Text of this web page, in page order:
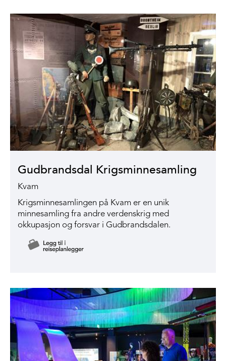
Gudbrandsdal Krigsminnesamling
Kvam
Krigsminnesamlingen på Kvam er en unik
minnesamling fra andre verdenskrig med
okkupasjon og forsvar i Gudbrandsdalen.